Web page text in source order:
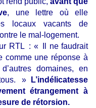
, une lettre où elle
locaux vacants de
le mal-logement.
RTL : « Il ne faudrait
comme une réponse à
domaines, en
»
L’indélicatesse
étrangement à
de rétorsion.